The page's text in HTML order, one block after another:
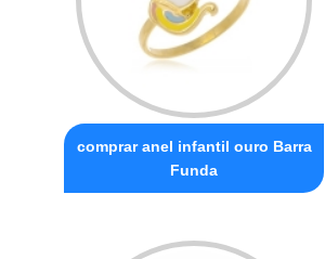
comprar anel infantil ouro Barra
Funda